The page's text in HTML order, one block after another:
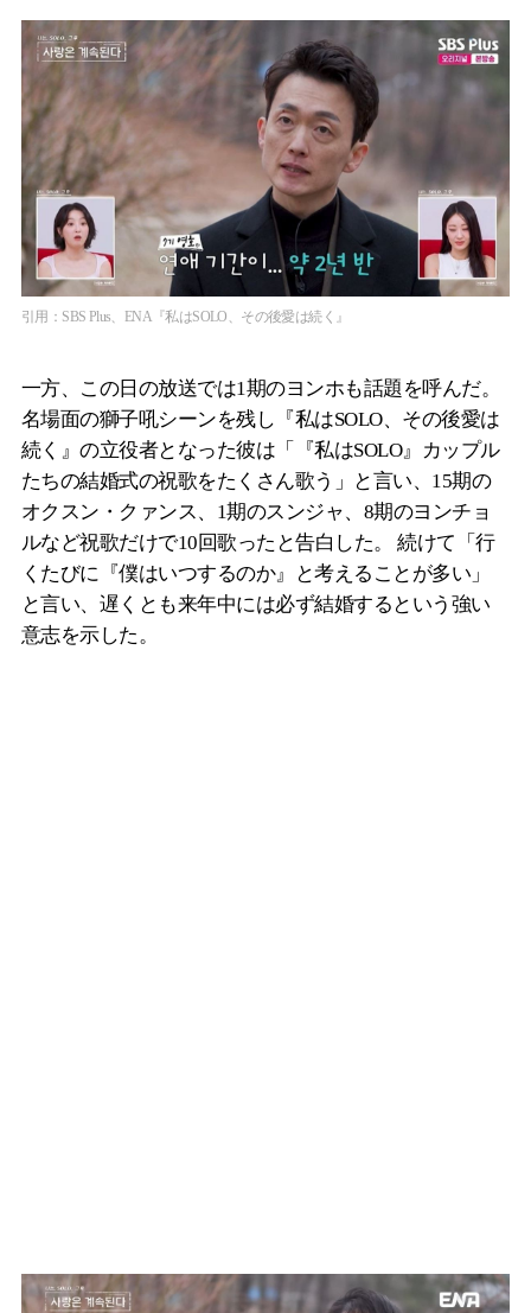
引用：SBS Plus、ENA『私はSOLO、その後愛は続く』
一方、この日の放送では1期のヨンホも話題を呼んだ。
名場面の獅子吼シーンを残し『私はSOLO、その後愛は
続く』の立役者となった彼は「『私はSOLO』カップル
たちの結婚式の祝歌をたくさん歌う」と言い、15期の
オクスン・クァンス、1期のスンジャ、8期のヨンチョ
ルなど祝歌だけで10回歌ったと告白した。 続けて「行
くたびに『僕はいつするのか』と考えることが多い」
と言い、遅くとも来年中には必ず結婚するという強い
意志を示した。